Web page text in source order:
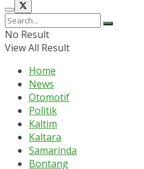
No Result
View All Result
Home
News
Otomotif
Politik
Kaltim
Kaltara
Samarinda
Bontang